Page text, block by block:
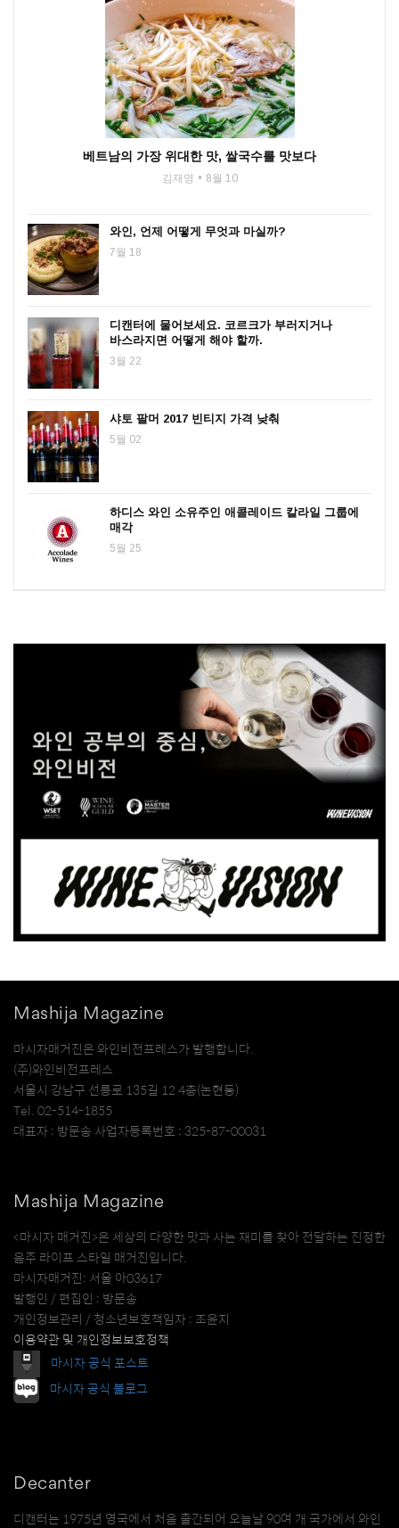
베트남의 가장 위대한 맛, 쌀국수를 맛보다
김재영 8월 10
와인, 언제 어떻게 무엇과 마실까?
7월 18
디캔터에 물어보세요. 코르크가 부러지거나
바스라지면 어떻게 해야 할까.
3월 22
샤토 팔머 2017 빈티지 가격 낮춰
5월 02
하디스 와인 소유주인 애콜레이드 칼라일 그룹에
매각
5월 25
Mashija Magazine
마시자매거진은 와인비전프레스가 발행합니다.
(주)와인비전프레스
서울시 강남구 선릉로 135길 12 4층(논현동)
Tel. 02-514-1855
대표자 : 방문송 사업자등록번호 : 325-87-00031
Mashija Magazine
<마시자 매거진>은 세상의 다양한 맛과 사는 재미를 찾아 전달하는 진정한
음주 라이프 스타일 매거진입니다.
마시자매거진: 서울 아03617
발행인 / 편집인 : 방문송
개인정보관리 / 청소년보호책임자 : 조윤지
이용약관 및 개인정보보호정책
마시자 공식 포스트
마시자 공식 블로그
Decanter
디캔터는 1975년 영국에서 처음 출간되어 오늘날 90여 개 국가에서 와인